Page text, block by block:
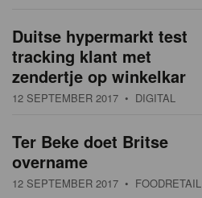
Duitse hypermarkt test
tracking klant met
zendertje op winkelkar
12 SEPTEMBER 2017 • DIGITAL
Ter Beke doet Britse
overname
12 SEPTEMBER 2017 • FOODRETAIL